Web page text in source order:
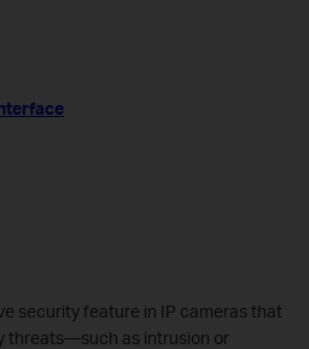
security feature in IP cameras that
threats—such as intrusion or